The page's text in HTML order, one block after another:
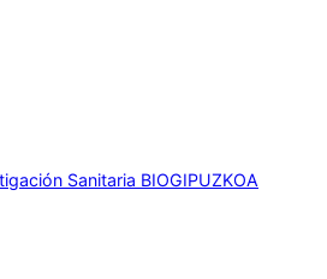
Sanitaria BIOGIPUZKOA